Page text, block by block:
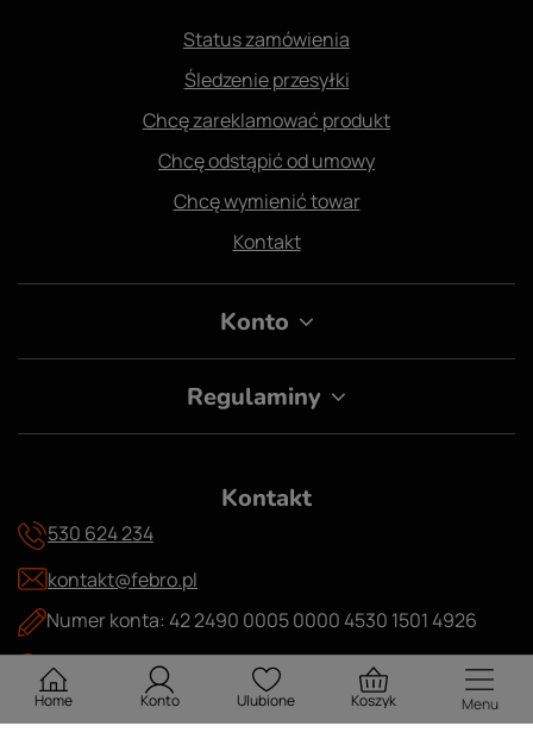
Status zamówienia
Śledzenie przesyłki
Chcę zareklamować produkt
Chcę odstąpić od umowy
Chcę wymienić towar
Kontakt
Konto
Regulaminy
Kontakt
530 624 234
kontakt@febro.pl
Numer konta: 42 2490 0005 0000 4530 1501 4926
Skwer Obrońców Helu 4/2 51-138 Wrocław
Kariera
Home Konto Ulubione Koszyk Menu